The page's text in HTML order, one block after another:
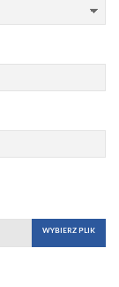
WYBIERZ PLIK